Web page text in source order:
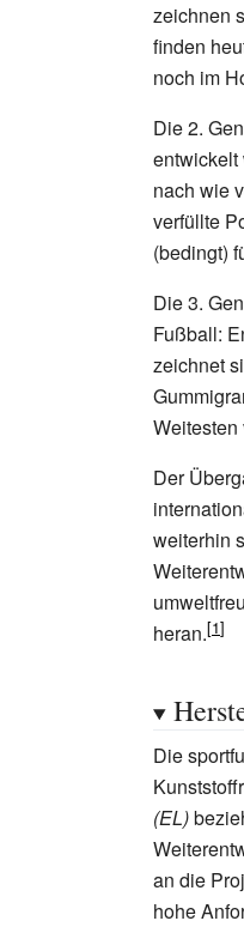
zeichnen
finden
noch im
Die 2.
entwickelt
nach wie
verfüllte
(bedingt)
Die 3.
Fußball:
zeichnet
Weitesten
Der
weiterhin
heran.
Die
(EL)
an die
hohe